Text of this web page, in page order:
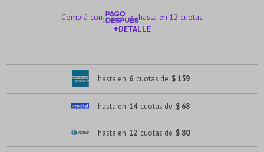
Comprá con
hasta en 12 cuotas
+DETALLE
hasta en 6 cuotas de $ 159
hasta en 14 cuotas de $ 68
hasta en 12 cuotas de $ 80